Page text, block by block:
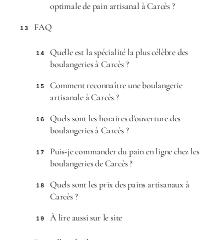
optimale de pain artisanal à Carcès ?
13 FAQ
14
Quelle est la spécialité la plus célèbre des
boulangeries à Carcès ?
15
Comment reconnaître une boulangerie
artisanale à Carcès ?
16
Quels sont les horaires d’ouverture des
boulangeries à Carcès ?
17
Puis-je commander du pain en ligne chez les
boulangeries de Carcès ?
18
Quels sont les prix des pains artisanaux à
Carcès ?
19 À lire aussi sur le site